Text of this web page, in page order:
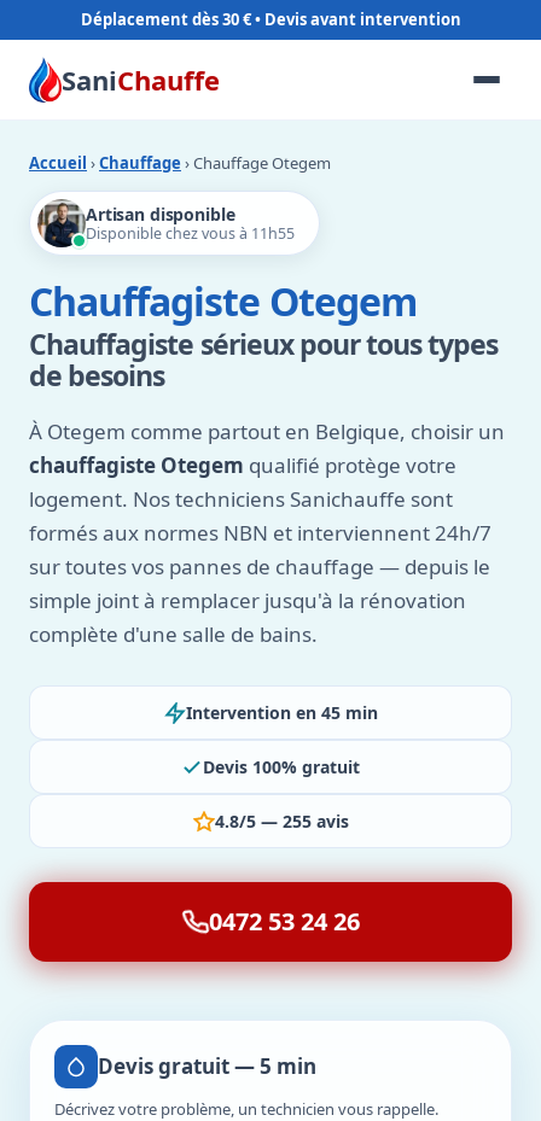
Déplacement dès 30 €
SaniChauffe
Accueil ›Chauffage › Chauffage Otegem
Artisan disponible
Disponible chez vous à 11h55
Chauffagiste Otegem
Chauffagiste sérieux pour tous types
de besoins
À Otegem comme partout en Belgique, choisir un
chauffagiste Otegem qualifié protège votre
logement. Nos techniciens Sanichauffe sont
formés aux normes NBN et interviennent 24h/7
sur toutes vos pannes de chauffage — depuis le
simple joint à remplacer jusqu'à la rénovation
complète d'une salle de bains.
Intervention en 45 min
Devis 100% gratuit
4.8/5 — 255 avis
0472 53 24 26
Devis gratuit — 5 min
Décrivez votre problème, un technicien vous rappelle.